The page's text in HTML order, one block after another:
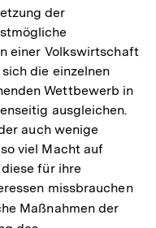
der
einer Volkswirtschaft
die einzelnen
Wettbewerb in
ausgleichen.
auch wenige
viel Macht auf
für ihre
missbrauchen
Maßnahmen der